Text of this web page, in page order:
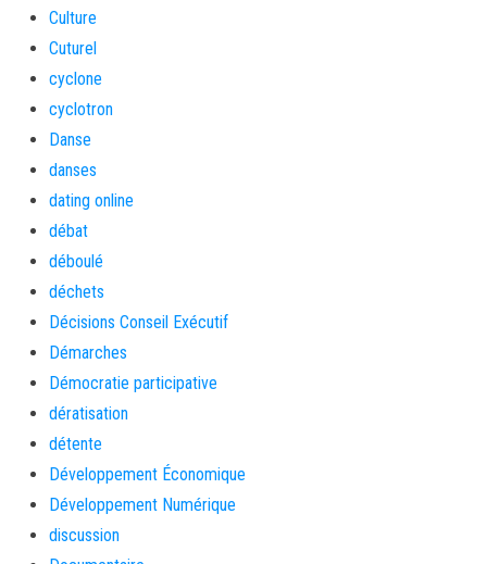
Culture
Cuturel
cyclone
cyclotron
Danse
danses
dating online
débat
déboulé
déchets
Décisions Conseil Exécutif
Démarches
Démocratie participative
dératisation
détente
Développement Économique
Développement Numérique
discussion